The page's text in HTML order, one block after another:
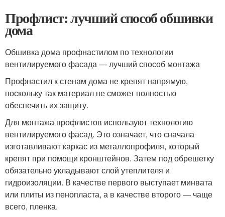
Профлист: лучший способ обшивки
дома
Обшивка дома профнастилом по технологии
вентилируемого фасада — лучший способ монтажа
Профнастил к стенам дома не крепят напрямую,
поскольку так материал не сможет полностью
обеспечить их защиту.
Для монтажа профлистов используют технологию
вентилируемого фасад. Это означает, что сначала
изготавливают каркас из металлопрофиля, который
крепят при помощи кронштейнов. Затем под обрешетку
обязательно укладывают слой утеплителя и
гидроизоляции. В качестве первого выступает минвата
или плиты из пенопласта, а в качестве второго — чаще
всего, пленка.